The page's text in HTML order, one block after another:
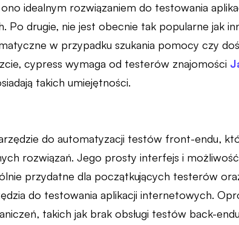
idealnym rozwiązaniem do testowania
Po drugie, nie jest obecnie tak popularne jak
w przypadku szukania pomocy czy
cypress wymaga od testerów znajomości
takich umiejętności.
do automatyzacji testów front-endu,
rozwiązań. Jego prosty interfejs i
przydatne dla początkujących testerów
do testowania aplikacji internetowych.
takich jak brak obsługi testów back-